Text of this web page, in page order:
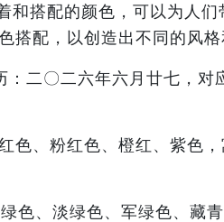
和搭配的颜色，可以为人
搭配，以创造出不同的风格
二〇二六年六月廿七，对
色、粉红色、橙红、紫色
绿色、淡绿色、军绿色、藏